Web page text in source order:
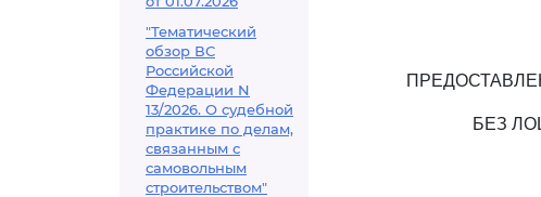
"Тематический
обзор ВС
Российской
Федерации N
13/2026. О судебной
практике по делам,
связанным с
самовольным
строительством"
БЕЗ